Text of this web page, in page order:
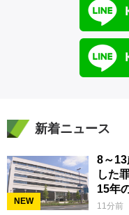
新着ニュース
NEW
8～
した
15年
てい
11分前